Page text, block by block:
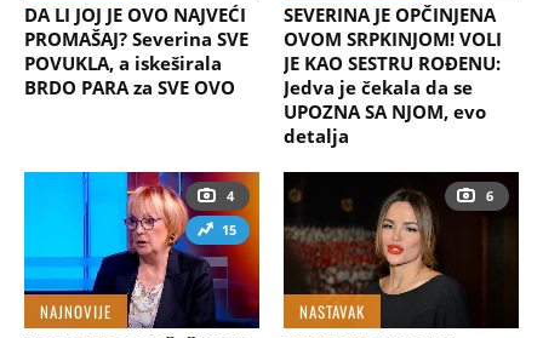
DA LI JOJ JE OVO NAJVEĆI
PROMAŠAJ? Severina SVE
POVUKLA, a iskeširala
BRDO PARA za SVE OVO
SEVERINA JE OPČINJENA
OVOM SRPKINJOM! VOLI
JE KAO SESTRU ROĐENU:
Jedva je čekala da se
UPOZNA SA NJOM, evo
detalja
4
15
NAJNOVIJE
6
NASTAVAK